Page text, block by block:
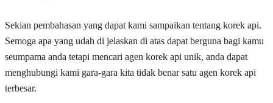
Sekian pembahasan yang dapat kami sampaikan tentang korek api.
Semoga apa yang udah di jelaskan di atas dapat berguna bagi kamu
seumpama anda tetapi mencari agen korek api unik, anda dapat
menghubungi kami gara-gara kita tidak benar satu agen korek api
terbesar.